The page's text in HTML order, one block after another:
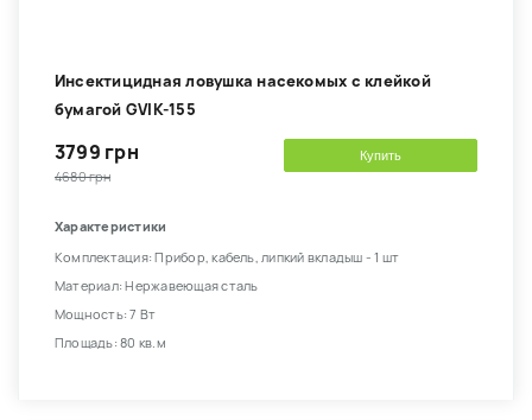
Инсектицидная ловушка насекомых с клейкой
бумагой GVIK-155
3799 грн
4680 грн
Купить
Характеристики
Комплектация: Прибор, кабель, липкий вкладыш - 1 шт
Материал: Нержавеющая сталь
Мощность: 7 Вт
Площадь: 80 кв.м